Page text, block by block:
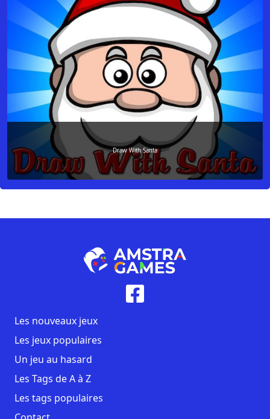
Draw With Santa
Les nouveaux jeux
Les jeux populaires
Un jeu au hasard
Les Tags de A à Z
Les tags populaires